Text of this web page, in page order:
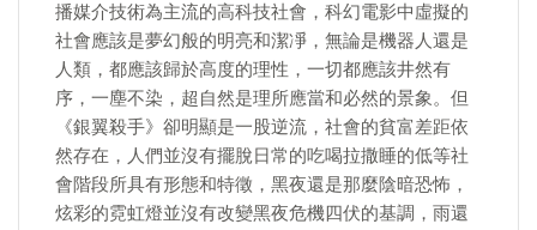
播媒介技術為主流的高科技社會，科幻電影中虛擬的
社會應該是夢幻般的明亮和潔凈，無論是機器人還是
人類，都應該歸於高度的理性，一切都應該井然有
序，一塵不染，超自然是理所應當和必然的景象。但
《銀翼殺手》卻明顯是一股逆流，社會的貧富差距依
然存在，人們並沒有擺脫日常的吃喝拉撒睡的低等社
會階段所具有形態和特徵，黑夜還是那麼陰暗恐怖，
炫彩的霓虹燈並沒有改變黑夜危機四伏的基調，雨還